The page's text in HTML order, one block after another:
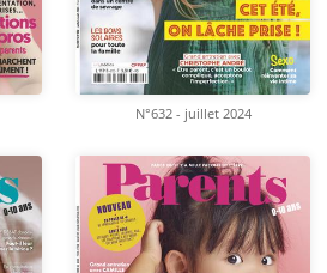
N°632 - juillet 2024